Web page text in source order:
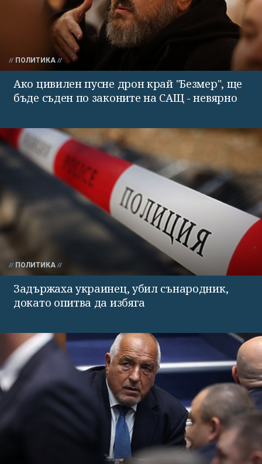
ПОЛИТИКА
Ако цивилен пусне дрон край "Безмер", ще
бъде съден по законите на САЩ - невярно
ПОЛИТИКА
Задържаха украинец, убил сънародник,
докато опитва да избяга